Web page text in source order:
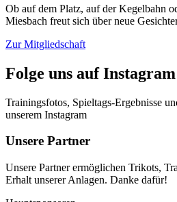
Ob auf dem Platz, auf der Kegelbahn
Miesbach freut sich über neue
Zur Mitgliedschaft
Folge uns auf Instagram
Trainingsfotos, Spieltags-Ergebnisse
unserem Instagram
Unsere Partner
Unsere Partner ermöglichen Trikots,
Erhalt unserer Anlagen. Danke dafür!